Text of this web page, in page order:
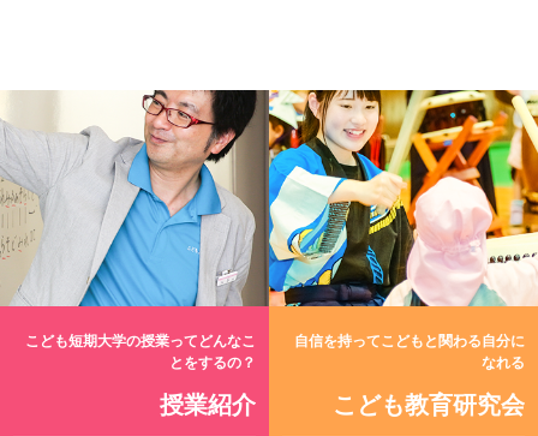
こども短期大学の授業ってどんなこ
とをするの？
授業紹介
自信を持ってこどもと関わる自分に
なれる
こども教育研究会